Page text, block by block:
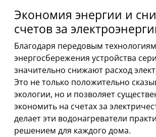
Экономия энергии и
счетов за
Благодаря передовым технологиям
энергосбережения устройства
значительно снижают расход
Это не только положительно
экологии, но и позволяет
экономить на счетах за
делает эти водонагреватели
решением для каждого дома.